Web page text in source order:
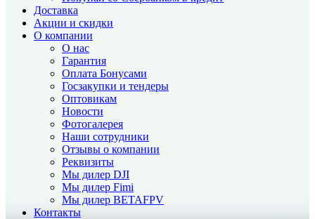
Доставка
Акции и скидки
О компании
О нас
Гарантия
Оплата Бонусами
Госзакупки и тендеры
Оптовикам
Новости
Фотогалерея
Наши сотрудники
Отзывы о компании
Реквизиты
Мы дилер DJI
Мы дилер Fimi
Мы дилер BETAFPV
Контакты